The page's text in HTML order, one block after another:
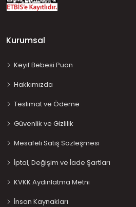
Kurumsal
Keyif Bebesi Puan
Hakkımızda
Teslimat ve Ödeme
Güvenlik ve Gizlilik
Mesafeli Satış Sözleşmesi
İptal, Değişim ve İade Şartları
KVKK Aydınlatma Metni
İnsan Kaynakları